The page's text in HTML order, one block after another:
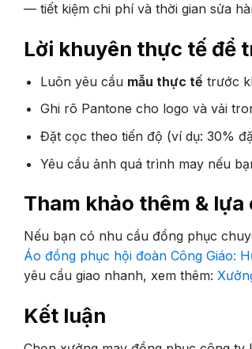
— tiết kiệm chi phí và thời gian sửa
Lời khuyên thực tế để
Luôn yêu cầu mẫu thực tế trước
Ghi rõ Pantone cho logo và vải
Đặt cọc theo tiến độ (ví dụ: 30%
Yêu cầu ảnh quá trình may nếu
Tham khảo thêm &
Nếu bạn có nhu cầu đồng phục
Áo đồng phục hội đoàn Công Giáo:
yêu cầu giao nhanh, xem thêm:
Kết luận